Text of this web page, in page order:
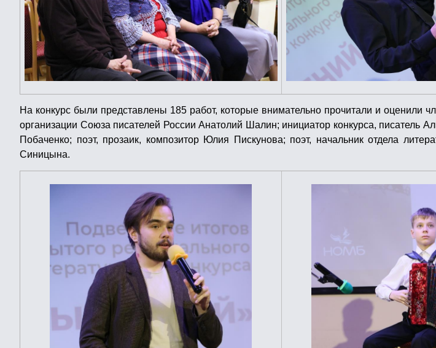
На конкурс были представлены 185 работ, которые внимательно прочитали и оценили
организации Союза писателей России Анатолий Шалин; инициатор конкурса, писатель
Побаченко; поэт, прозаик, композитор Юлия Пискунова; поэт, начальник отдела
Синицына.